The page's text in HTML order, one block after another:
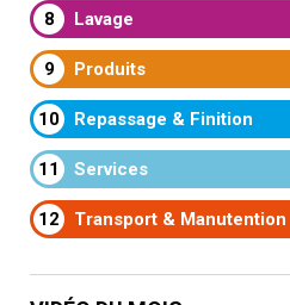
8 Lavage
9 Produits
10 Repassage & Finition
11 Services
12 Transport & Manutention